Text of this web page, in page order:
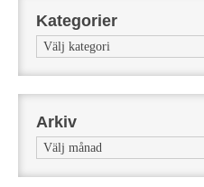
Kategorier
Kategorier
Arkiv
Arkiv